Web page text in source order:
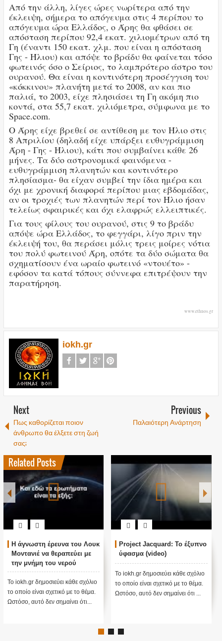
Από την άλλη, λίγες ώρες νωρίτερα από την
έκλειψη, σήμερα το απόγευμα στις 4 περίπου το
απόγευμα ώρα Ελλάδος, ο Άρης θα φθάσει σε
απόσταση περίπου 92,4 εκατ. χιλιομέτρων από τη
Γη (έναντι 150 εκατ. χλμ. που είναι η απόσταση
Γης - Ήλιου) και απόψε το βράδυ θα φαίνεται τόσο
φωτεινός όσο ο Σείριος, το λαμπρότερο άστρο του
ουρανού. Θα είναι η κοντινότερη προσέγγιση του
«κόκκινου» πλανήτη μετά το 2008, αν και πιο
παλιά, το 2003, είχε πλησιάσει τη Γη ακόμη πιο
κοντά, στα 55,7 εκατ. χιλιόμετρα, σύμφωνα με το
Space.com.
Ο Άρης είχε βρεθεί σε αντίθεση με τον Ήλιο στις
8 Απριλίου (δηλαδή είχε υπάρξει ευθυγράμμιση
Άρη - Γης - Ήλιου), κάτι που συμβαίνει κάθε 26
μήνες. Τα δύο αστρονομικά φαινόμενα -
ευθυγράμμιση πλανητών και κοντινότερο
πλησίασμα- θα είχαν συμβεί την ίδια ημέρα και
όχι με χρονική διαφορά περίπου μιας εβδομάδας,
αν οι τροχιές των πλανητών περί τον Ήλιο ήσαν
τελείως σφαιρικές και όχι ελαφρώς ελλειπτικές.
Για τους φίλους του ουρανού, στις 9 το βράδυ
απόψε ώρα Ελλάδος, το φεγγάρι, λίγο πριν την
έκλειψή του, θα περάσει μόλις τρεις μοίρες νότια
του πολύ φωτεινού Άρη, οπότε τα δύο σώματα θα
σχηματίσουν ένα ωραίο φωτεινό «ντουέτο» -
εφόσον τα κατά τόπους σύννεφα επιτρέψουν την
παρατήρηση.
www.ethnos.gr
iokh.gr
Next
Πως καθορίζεται ποιον
άνθρωπο θα έλξετε στη ζωή
σας;
Previous
Παλαιότερη Ανάρτηση
Related Posts
Η άγνωστη έρευνα του Λουκ
Μοντανιέ να θεραπεύει με
την μνήμη του νερού
Το iokh.gr δημοσιεύει κάθε σχόλιο
το οποίο είναι σχετικό με το θέμα.
Ωστόσο, αυτό δεν σημαίνει ότι...
Project Jacquard: Το έξυπνο
ύφασμα (video)
Το iokh.gr δημοσιεύει κάθε σχόλιο
το οποίο είναι σχετικό με το θέμα.
Ωστόσο, αυτό δεν σημαίνει ότι ...